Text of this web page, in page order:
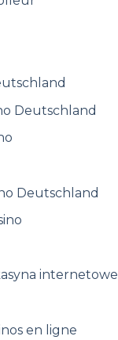
Deutschland
Deutschland
internetowe
en ligne